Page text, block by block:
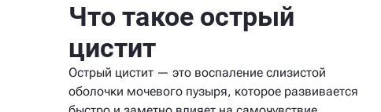
Что такое острый
цистит
Острый цистит — это воспаление слизистой
оболочки мочевого пузыря, которое развивается